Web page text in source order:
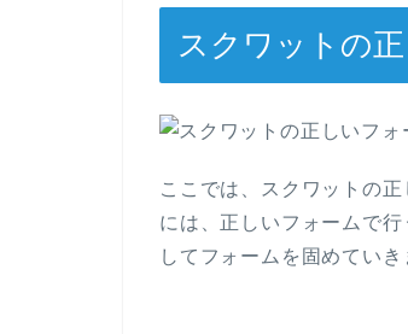
スクワットの
ここでは、スクワットの
には、正しいフォームで
してフォームを固めていき